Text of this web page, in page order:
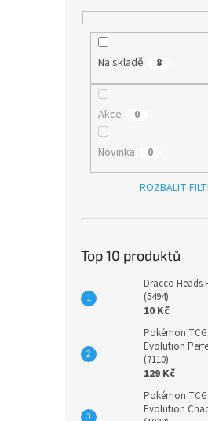
Na skladě 8
Akce 0
Novinka 0
ROZBALIT
Top 10 produktů
Dracco Heads
(5494)
10 Kč
Pokémon
Evolution
(7110)
129 Kč
Pokémon
Evolution